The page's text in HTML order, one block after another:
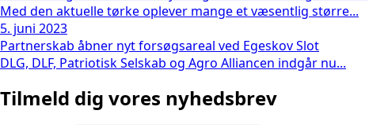
Med den aktuelle tørke oplever mange et væsentlig større...
5. juni 2023
Partnerskab åbner nyt forsøgsareal ved Egeskov Slot
DLG, DLF, Patriotisk Selskab og Agro Alliancen indgår nu...
Tilmeld dig vores nyhedsbrev